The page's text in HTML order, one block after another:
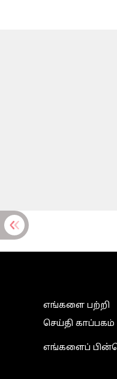
எங்களை பற்றி
செய்தி காப்பகம்
எங்களைப்